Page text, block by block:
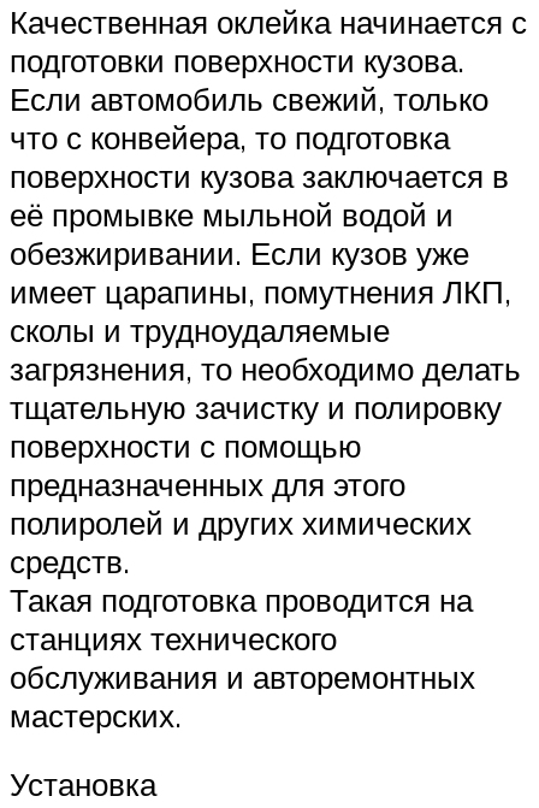
Качественная оклейка начинается с
подготовки поверхности кузова.
Если автомобиль свежий, только
что с конвейера, то подготовка
поверхности кузова заключается в
её промывке мыльной водой и
обезжиривании. Если кузов уже
имеет царапины, помутнения ЛКП,
сколы и трудноудаляемые
загрязнения, то необходимо делать
тщательную зачистку и полировку
поверхности с помощью
предназначенных для этого
полиролей и других химических
средств.
Такая подготовка проводится на
станциях технического
обслуживания и авторемонтных
мастерских.
Установка